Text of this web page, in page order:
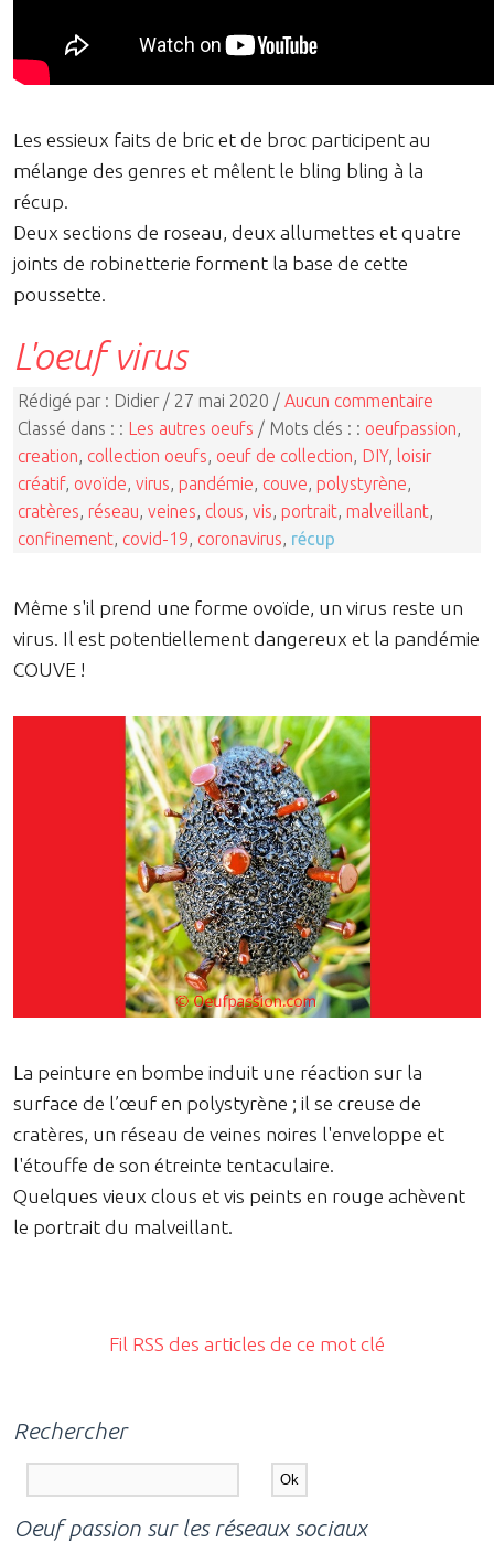
Les essieux faits de bric et de broc participent au
mélange des genres et mêlent le bling bling à la
récup.
Deux sections de roseau, deux allumettes et quatre
joints de robinetterie forment la base de cette
poussette.
L'oeuf virus
Rédigé par : Didier / 27 mai 2020 / Aucun commentaire
Classé dans : : Les autres oeufs / Mots clés : : oeufpassion,
creation, collection oeufs, oeuf de collection, DIY, loisir
créatif, ovoïde, virus, pandémie, couve, polystyrène,
cratères, réseau, veines, clous, vis, portrait, malveillant,
confinement, covid-19, coronavirus, récup
Même s'il prend une forme ovoïde, un virus reste un
virus. Il est potentiellement dangereux et la pandémie
COUVE !
La peinture en bombe induit une réaction sur la
surface de l’œuf en polystyrène ; il se creuse de
cratères, un réseau de veines noires l'enveloppe et
l'étouffe de son étreinte tentaculaire.
Quelques vieux clous et vis peints en rouge achèvent
le portrait du malveillant.
Fil RSS des articles de ce mot clé
Rechercher
Oeuf passion sur les réseaux sociaux